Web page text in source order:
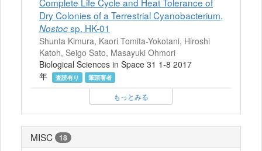
Complete Life Cycle and Heat Tolerance of
Dry Colonies of a Terrestrial Cyanobacterium,
Nostocsp. HK-01
Shunta Kimura, Kaori Tomita-Yokotani, Hiroshi
Katoh, Seigo Sato, Masayuki Ohmori
Biological Sciences in Space 31 1-8 2017
年
査読有り 筆頭著者
もっとみる
MISC 18